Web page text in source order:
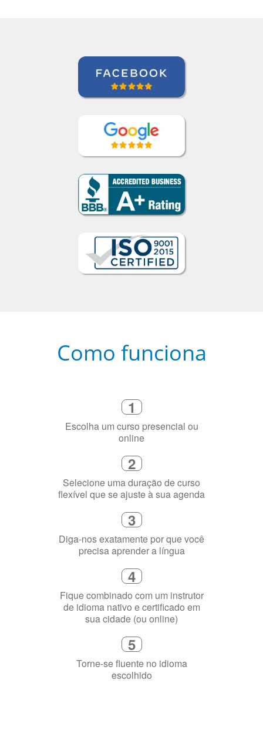
Como funciona
1
Escolha um curso presencial ou
online
2
Selecione uma duração de curso
flexível que se ajuste à sua agenda
3
Diga-nos exatamente por que você
precisa aprender a língua
4
Fique combinado com um instrutor
de idioma nativo e certificado em
sua cidade (ou online)
5
Torne-se fluente no idioma
escolhido